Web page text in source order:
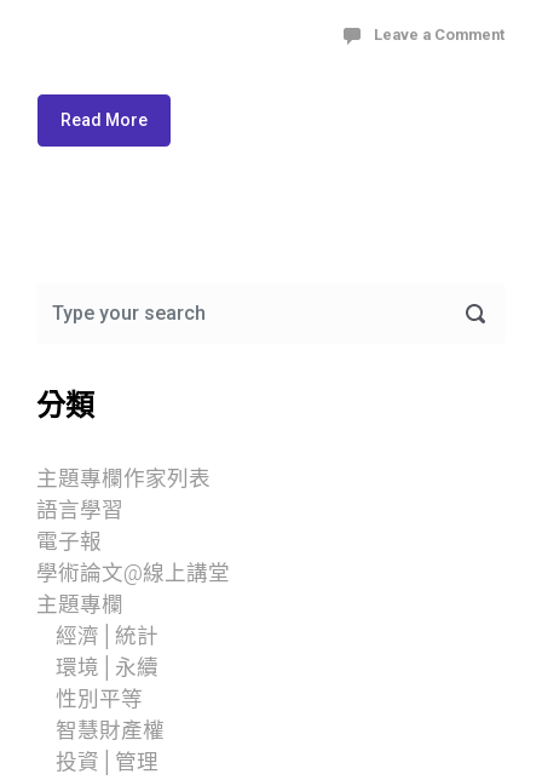
Leave a Comment
Read More
分類
主題專欄作家列表
語言學習
電子報
學術論文@線上講堂
主題專欄
經濟│統計
環境│永續
性別平等
智慧財產權
投資│管理